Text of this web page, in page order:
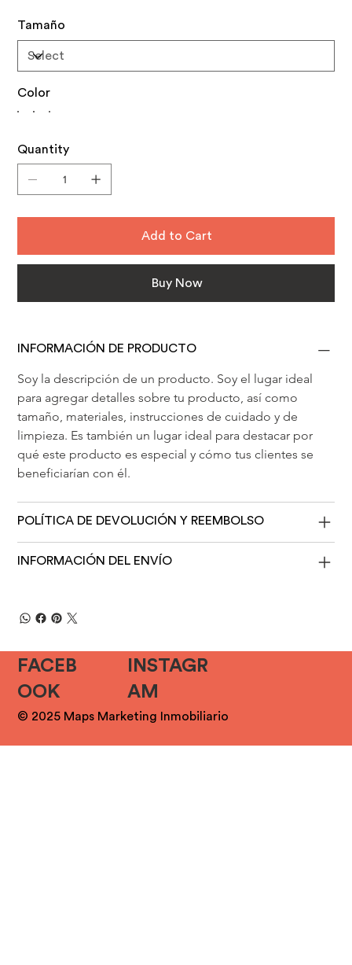
Tamaño
Color
Quantity
Add to Cart
Buy Now
INFORMACIÓN DE PRODUCTO
Soy la descripción de un producto. Soy el lugar ideal
para agregar detalles sobre tu producto, así como
tamaño, materiales, instrucciones de cuidado y de
limpieza. Es también un lugar ideal para destacar por
qué este producto es especial y cómo tus clientes se
beneficiarían con él.
POLÍTICA DE DEVOLUCIÓN Y REEMBOLSO
INFORMACIÓN DEL ENVÍO
FACEB
OOK
© 2025 Maps Marketing Inmobiliario
INSTAGR
AM